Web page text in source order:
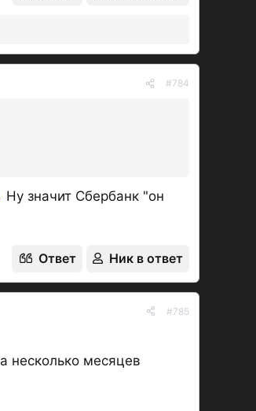
#784
Ну значит Сбербанк "он
Ответ Ник в ответ
#785
несколько месяцев